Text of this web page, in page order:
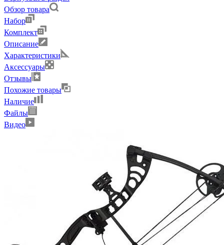
Обзор товара
Набор
Комплект
Описание
Характеристики
Аксессуары
Отзывы
Похожие товары
Наличие
Файлы
Видео